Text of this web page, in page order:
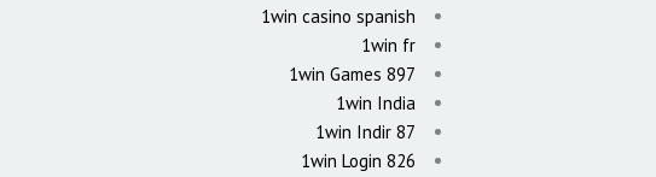
1win casino spanish
1win fr
1win Games 897
1win India
1win Indir 87
1win Login 826